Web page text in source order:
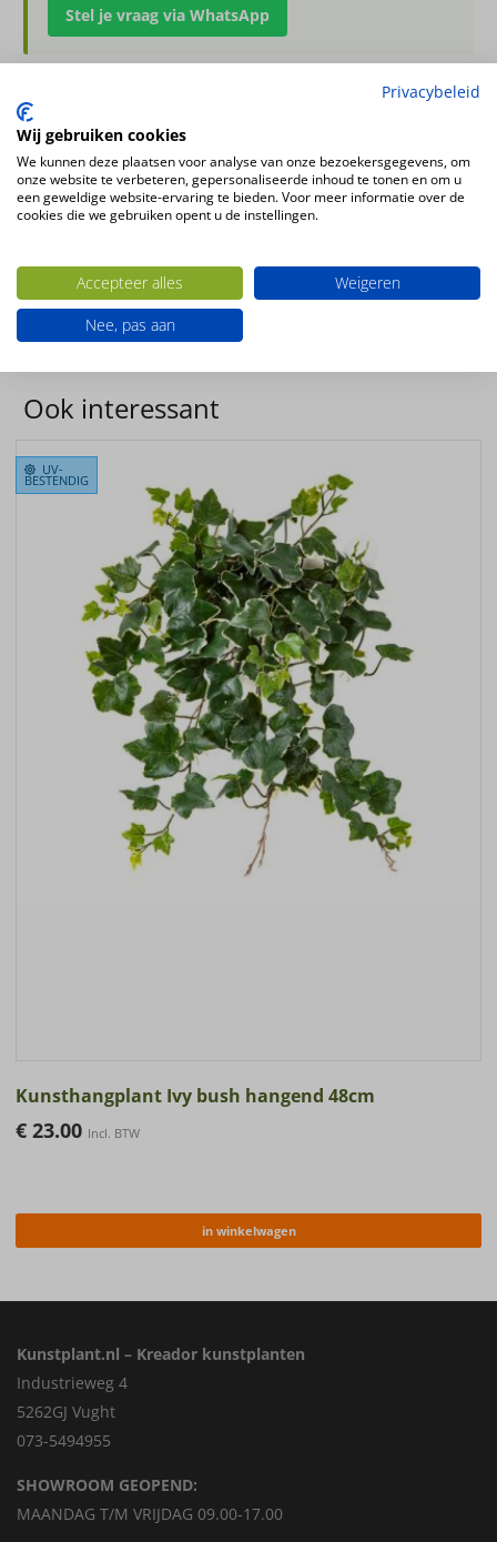
Stel je vraag via WhatsApp
Kunsthangplant Hedera Gala 75cm UV
met 323 bladeren
Plantsoort
Hedera
kunstplanten
Productconfiguratie
Hangende kunstplant
Ook interessant
Kunsthangplant Ivy bush hangend 48cm
€ 23.00 Incl. BTW
in winkelwagen
UV-
BESTENDIG
Kunstplant.nl – Kreador kunstplanten
Industrieweg 4
5262GJ Vught
073-5494955
SHOWROOM GEOPEND:
MAANDAG T/M VRIJDAG 09.00-17.00
Privacybeleid
Wij gebruiken cookies
We kunnen deze plaatsen voor analyse van onze bezoekersgegevens, om
onze website te verbeteren, gepersonaliseerde inhoud te tonen en om u
een geweldige website-ervaring te bieden. Voor meer informatie over de
cookies die we gebruiken opent u de instellingen.
Accepteer alles
Weigeren
Nee, pas aan